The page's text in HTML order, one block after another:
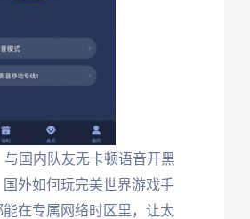
与国内队友无卡顿语音开黑
外如何玩完美世界游戏手
在专属网络时区里，让太